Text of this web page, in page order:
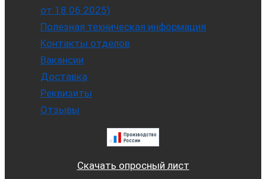
от 18.06.2025)
Полезная техническая информация
Контакты отделов
Вакансии
Доставка
Реквизиты
Отзывы
Скачать опросный лист